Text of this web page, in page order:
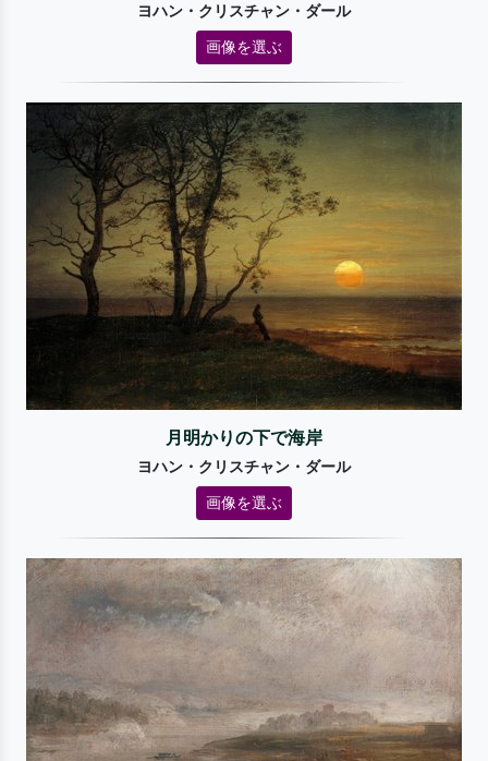
ヨハン・クリスチャン・ダール
画像を選ぶ
月明かりの下で海岸
ヨハン・クリスチャン・ダール
画像を選ぶ